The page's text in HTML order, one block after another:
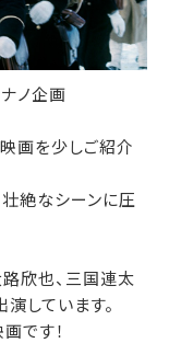
ノ企画
画を少しご紹介
壮絶なシーンに圧
欣也、三国連太
しています。
です！